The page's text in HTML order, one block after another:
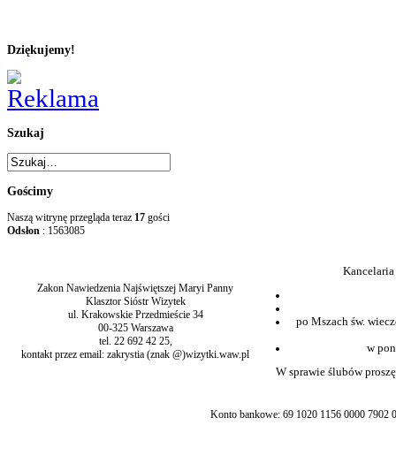
Dziękujemy!
Szukaj
Gościmy
Naszą witrynę przegląda teraz 17 gości
Odsłon : 1563085
Zakon Nawiedzenia Najświętszej Maryi Panny
Klasztor Sióstr Wizytek
ul. Krakowskie Przedmieście 34
00-325 Warszawa
tel. 22 692 42 25,
kontakt przez email: zakrystia (znak @)wizytki.waw.pl
po Mszach św.
w
W sprawie ślubów
Konto bankowe: 69 1020 1156 0000 7902